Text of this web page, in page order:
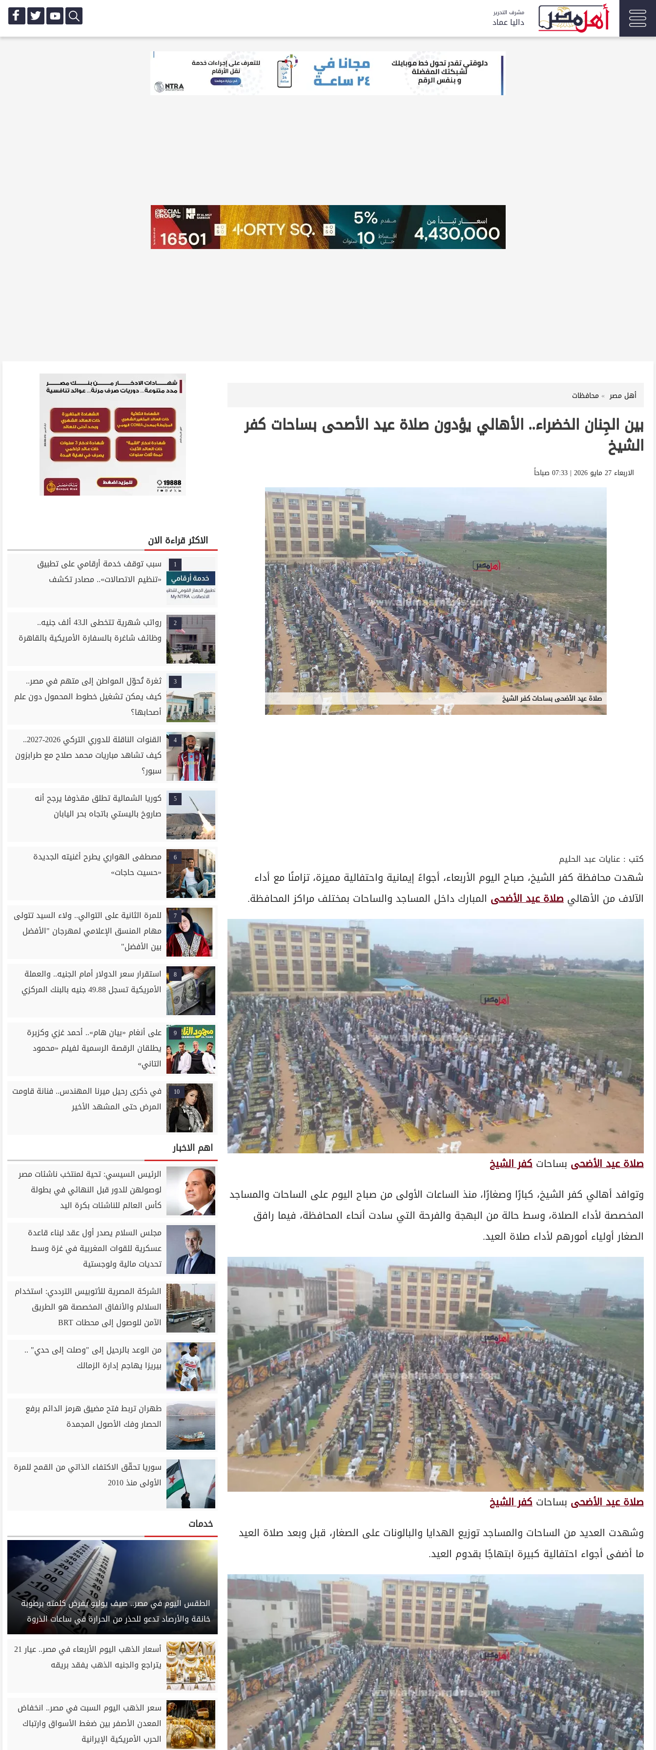
مشرف التحرير
داليا عماد
أهل مصر محافظات
بين الجِنان الخضراء.. الأهالي يؤدون صلاة عيد الأصحى بساحات كفر
الشيخ
الاربعاء 27 مايو 2026 | 07:33 صباحاً
صلاة عيد الأضحى بساحات كفر الشيخ
كتب : عنايات عبد الحليم
شهدت محافظة كفر الشيخ، صباح اليوم الأربعاء، أجواءً إيمانية واحتفالية مميزة، تزامنًا مع أداء
الآلاف من الأهالي صلاة عيد الأضحى المبارك داخل المساجد والساحات بمختلف مراكز المحافظة.
صلاة عيد الأضحى بساحات كفر الشيخ
وتوافد أهالي كفر الشيخ، كبارًا وصغارًا، منذ الساعات الأولى من صباح اليوم على الساحات والمساجد
المخصصة لأداء الصلاة، وسط حالة من البهجة والفرحة التي سادت أنحاء المحافظة، فيما رافق
الصغار أولياء أمورهم لأداء صلاة العيد.
صلاة عيد الأضحى بساحات كفر الشيخ
وشهدت العديد من الساحات والمساجد توزيع الهدايا والبالونات على الصغار، قبل وبعد صلاة العيد
ما أضفى أجواء احتفالية كبيرة ابتهاجًا بقدوم العيد.
الاكثر قراءة الان
1
سبب توقف خدمة أرقامي على تطبيق
«تنظيم الاتصالات».. مصادر تكشف
2
رواتب شهرية تتخطى الـ43 ألف جنيه..
وظائف شاغرة بالسفارة الأمريكية بالقاهرة
3
ثغرة تُحوّل المواطن إلى متهم في مصر..
كيف يمكن تشغيل خطوط المحمول دون علم
أصحابها؟
4
القنوات الناقلة للدوري التركي 2026-2027..
كيف تشاهد مباريات محمد صلاح مع طرابزون
سبور؟
5
كوريا الشمالية تطلق مقذوفا يرجح أنه
صاروخ باليستي باتجاه بحر اليابان
6
مصطفى الهواري يطرح أغنيته الجديدة
«حسيت حاجات»
7
للمرة الثانية على التوالي.. ولاء السيد تتولى
مهام المنسق الإعلامي لمهرجان "الأفضل
بين الأفضل"
8
استقرار سعر الدولار أمام الجنيه.. والعملة
الأمريكية تسجل 49.88 جنيه بالبنك المركزي
9
على أنغام «بيان هام».. أحمد غزي وكزبرة
يطلقان الرقصة الرسمية لفيلم «محمود
التاني»
10
في ذكرى رحيل ميرنا المهندس.. فنانة قاومت
المرض حتى المشهد الأخير
اهم الاخبار
الرئيس السيسي: تحية لمنتخب ناشئات مصر
لوصولهن للدور قبل النهائي في بطولة
كأس العالم للناشئات بكرة اليد
مجلس السلام يصدر أول عقد لبناء قاعدة
عسكرية للقوات المغربية في غزة وسط
تحديات مالية ولوجستية
الشركة المصرية للأتوبيس الترددي: استخدام
السلالم والأنفاق المخصصة هو الطريق
الآمن للوصول إلى محطات BRT
من الوعد بالرحيل إلى "وصلت إلى حدي" ..
بيريزا يهاجم إدارة الزمالك
طهران تربط فتح مضيق هرمز الدائم برفع
الحصار وفك الأصول المجمدة
سوريا تحقّق الاكتفاء الذاتي من القمح للمرة
الأولى منذ 2010
خدمات
الطقس اليوم في مصر.. صيف يوليو يفرض كلمته برطوبة
خانقة والأرصاد تدعو للحذر من الحرارة في ساعات الذروة
أسعار الذهب اليوم الأربعاء في مصر.. عيار 21
يتراجع والجنيه الذهب يفقد بريقه
سعر الذهب اليوم السبت في مصر.. انخفاض
المعدن الأصفر بين ضغط الأسواق وارتباك
الحرب الأمريكية الإيرانية